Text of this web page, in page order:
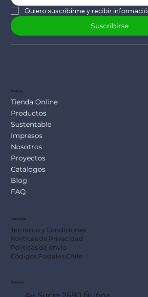
Quiero suscribirme y recibir
Suscribirse
Productos
Tienda Online
Productos
Sustentable
Impresos
Nosotros
Proyectos
Catálogos
Blog
FAQ
Información
Terminos y Condiciones
Políticas de Privacidad
Políticas de envío
Códigos Postales Chile
Dirección